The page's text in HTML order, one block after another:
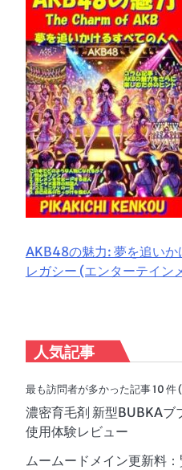
AKB48の魅力: 夢を追い
レガシー (エンターテイン
人気記事
最も訪問者が多かった記事 10 件
濃密育毛剤 新型BUBKAブ
使用体験レビュー
ムームードメイン更新料